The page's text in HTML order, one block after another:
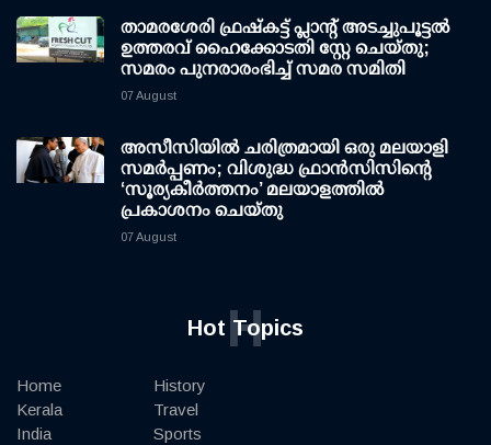
താമരശേരി ഫ്രഷ്കട്ട് പ്ലാന്റ് അടച്ചുപൂട്ടൽ
ഉത്തരവ് ഹൈക്കോടതി സ്റ്റേ ചെയ്തു;
സമരം പുനരാരംഭിച്ച് സമര സമിതി
07 August
അസീസിയിൽ ചരിത്രമായി ഒരു മലയാളി
സമർപ്പണം; വിശുദ്ധ ഫ്രാൻസിസിന്റെ
‘സൂര്യകീർത്തനം’ മലയാളത്തിൽ
പ്രകാശനം ചെയ്തു
07 August
Hot Topics
H
Home
Kerala
India
History
Travel
Sports